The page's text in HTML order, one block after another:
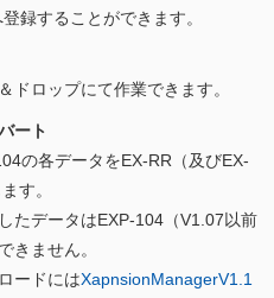
することができます。
ロップにて作業できます。
ート
の各データをEX-RR（及びEX-
す。
データはEXP-104（V1.07以前
きません。
ードにはXapnsionManagerV1.1